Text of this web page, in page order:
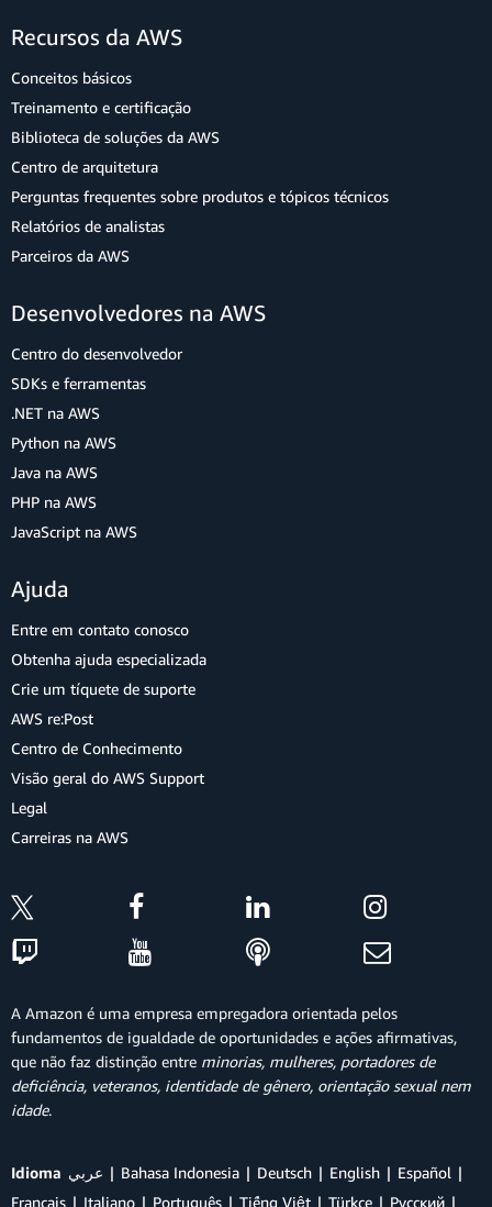
Recursos da AWS
Conceitos básicos
Treinamento e certificação
Biblioteca de soluções da AWS
Centro de arquitetura
Perguntas frequentes sobre produtos e tópicos técnicos
Relatórios de analistas
Parceiros da AWS
Desenvolvedores na AWS
Centro do desenvolvedor
SDKs e ferramentas
.NET na AWS
Python na AWS
Java na AWS
PHP na AWS
JavaScript na AWS
Ajuda
Entre em contato conosco
Obtenha ajuda especializada
Crie um tíquete de suporte
AWS re:Post
Centro de Conhecimento
Visão geral do AWS Support
Legal
Carreiras na AWS
A Amazon é uma empresa empregadora orientada pelos
fundamentos de igualdade de oportunidades e ações afirmativas,
que não faz distinção entre minorias, mulheres, portadores de
deficiência, veteranos, identidade de gênero, orientação sexual nem
idade.
Idioma عربي Bahasa Indonesia Deutsch English
Español
Français
Italiano Português Tiếng Việt Türkçe Ρусский